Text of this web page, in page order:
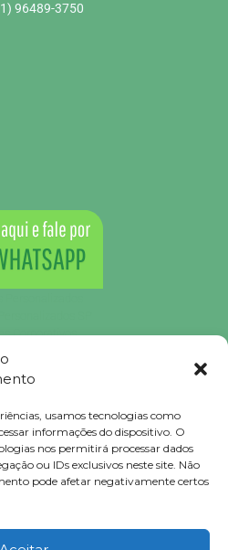
usamos tecnologias como
informações do dispositivo. O
nos permitirá processar dados
ou IDs exclusivos neste site. Não
pode afetar negativamente certos
96489-3750
Corporativos
Corporativos SP
Promocionais
para Clientes
Executivos
Populares